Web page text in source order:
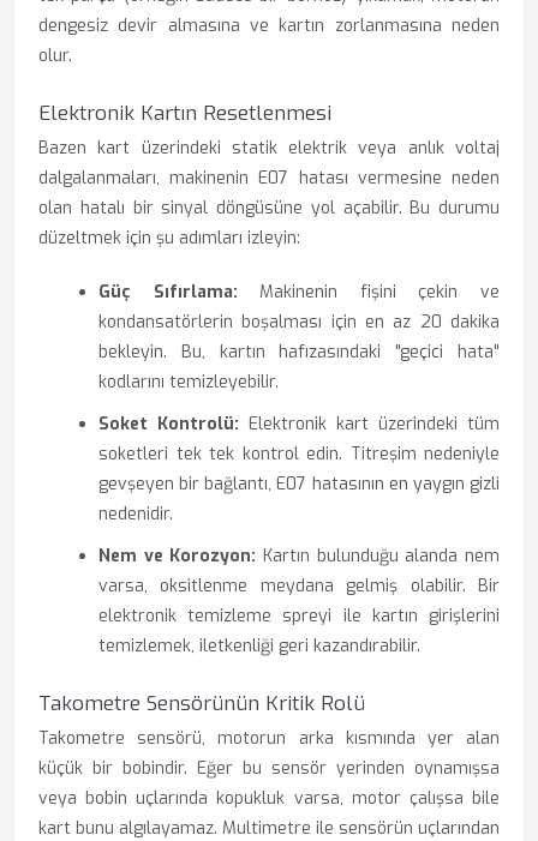
dengesiz devir almasına ve kartın zorlanmasına neden
olur.
Elektronik Kartın Resetlenmesi
Bazen kart üzerindeki statik elektrik veya anlık voltaj
dalgalanmaları, makinenin E07 hatası vermesine neden
olan hatalı bir sinyal döngüsüne yol açabilir. Bu durumu
düzeltmek için şu adımları izleyin:
Güç Sıfırlama: Makinenin fişini çekin ve
kondansatörlerin boşalması için en az 20 dakika
bekleyin. Bu, kartın hafızasındaki "geçici hata"
kodlarını temizleyebilir.
Soket Kontrolü: Elektronik kart üzerindeki tüm
soketleri tek tek kontrol edin. Titreşim nedeniyle
gevşeyen bir bağlantı, E07 hatasının en yaygın gizli
nedenidir.
Nem ve Korozyon: Kartın bulunduğu alanda nem
varsa, oksitlenme meydana gelmiş olabilir. Bir
elektronik temizleme spreyi ile kartın girişlerini
temizlemek, iletkenliği geri kazandırabilir.
Takometre Sensörünün Kritik Rolü
Takometre sensörü, motorun arka kısmında yer alan
küçük bir bobindir. Eğer bu sensör yerinden oynamışsa
veya bobin uçlarında kopukluk varsa, motor çalışsa bile
kart bunu algılayamaz. Multimetre ile sensörün uçlarından